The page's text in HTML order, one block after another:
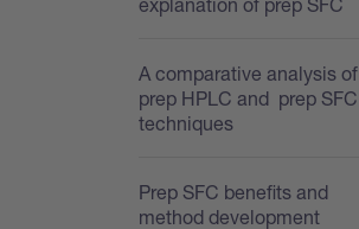
A comparative analysis of
prep HPLC and prep SFC
techniques
Prep SFC benefits and
method development